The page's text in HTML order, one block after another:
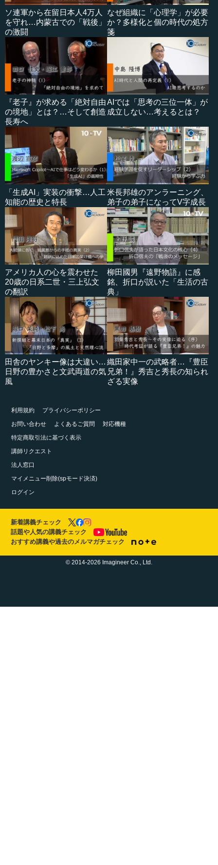
ソ連軍から在留日本人4万人
を守れ…内蒙古での「戦後」
の激闘
なぜ組織に「心理学」が必要
か？多様化と個の時代の処方
箋
『老子』が求める「絶対自由
の境地」とは？…そして創造
長寿へ
AIでは「思考の三位一体」が
成立しない…考えるとは？
「生成AI」実装の衝撃…人工
知能の歴史と特長
米長邦雄のアンラーニング、
弟子の弟子になってV字成長
アメリカ人の心を震わせた
20歳の日系二世・三上弘文
の翻訳
柳田國男『遠野物語』に感
銘、折口が説いた「生活の古
典」
田舎のヤンキー像は大違い…
日野の豊かさと文武両道の気
風
織田家中一の武略者…『豊臣
兄弟！』秀吉と秀長の知られ
ざる実像
利用規約
プライバシーポリシー
お問い合わせ
よくあるご質問
対応機種
特定商取引法に基づく表示
講師リクエスト
法人窓口
マイメニュー削除(spモード決済)
ログイン
新着講義チェック
話題や人気の講義チェック
おすすめ講義や過去のメルマガチェック
© 2014-2026 Imagineer Co., Ltd.